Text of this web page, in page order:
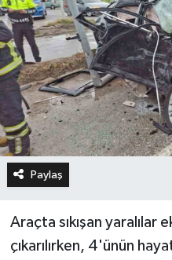
Paylaş
Araçta sıkışan yaralılar
çıkarılırken, 4'ünün